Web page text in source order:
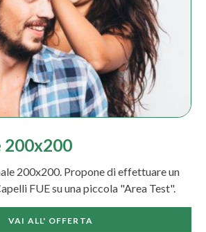
200x200
200x200. Propone di effettuare un
FUE su una piccola "Area Test".
VAI ALL' OFFERTA